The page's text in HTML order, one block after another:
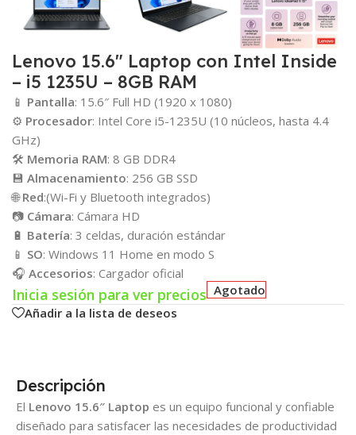
Lenovo 15.6″ Laptop con Intel Inside
– i5 1235U – 8GB RAM
📱 Pantalla: 15.6″ Full HD (1920 x 1080)
⚙️ Procesador: Intel Core i5-1235U (10 núcleos, hasta 4.4
GHz)
🛠️ Memoria RAM: 8 GB DDR4
💾 Almacenamiento: 256 GB SSD
🌐Red:(Wi-Fi y Bluetooth integrados)
📷 Cámara: Cámara HD
🔋 Batería: 3 celdas, duración estándar
📱 SO: Windows 11 Home en modo S
🎧 Accesorios: Cargador oficial
Inicia sesión para ver precios Agotado
Añadir a la lista de deseos
Descripción
El Lenovo 15.6″ Laptop es un equipo funcional y confiable
diseñado para satisfacer las necesidades de productividad